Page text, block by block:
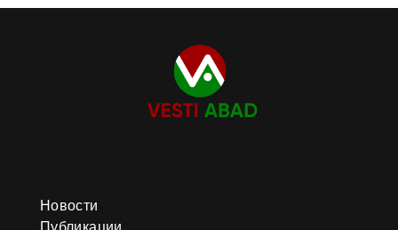
Новости
Публикации